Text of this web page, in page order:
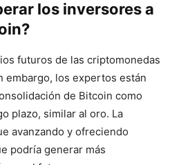
los inversores a
futuros de las criptomonedas
embargo, los expertos están
de Bitcoin como
plazo, similar al oro. La
avanzando y ofreciendo
podría generar más